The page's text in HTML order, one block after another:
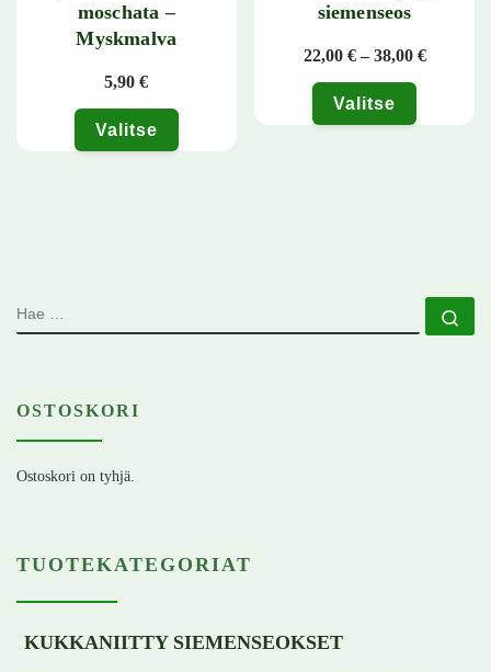
moschata –
Myskmalva
5,90€
Valitse
siemenseos
22,00 € – 38,00 €
Valitse
HAE
OSTOSKORI
Ostoskori on tyhjä.
TUOTEKATEGORIAT
KUKKANIITTY SIEMENSEOKSET